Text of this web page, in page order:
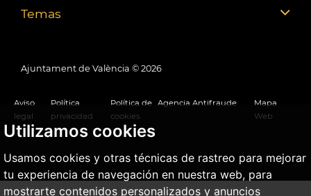
Utilizamos cookies
Usamos cookies y otras técnicas de rastreo para mejorar
tu experiencia de navegación en nuestra web, para
mostrarte contenidos personalizados y anuncios
Temas
Ajuntament de València © 2026
Aviso
legal
Política
privacidad
Política de
cookies
Agencia Antifraude
Mapa
Web